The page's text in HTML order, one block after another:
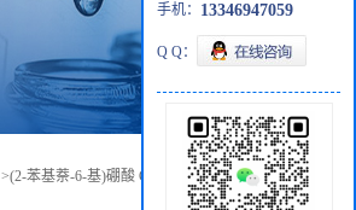
>(2-苯基萘-6-基)硼酸 CAS：876442-90-9
手机： 13346947059
Q Q：